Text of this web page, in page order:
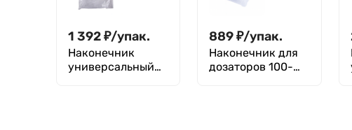
1 392₽/упак.
Наконечник
универсальный
889₽/упак.
Наконечник для
дозаторов 100-